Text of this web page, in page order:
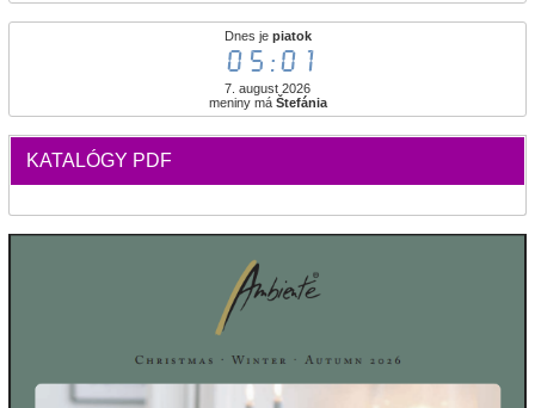
Dnes je piatok
05:01
7. august 2026
meniny má Štefánia
KATALÓGY PDF